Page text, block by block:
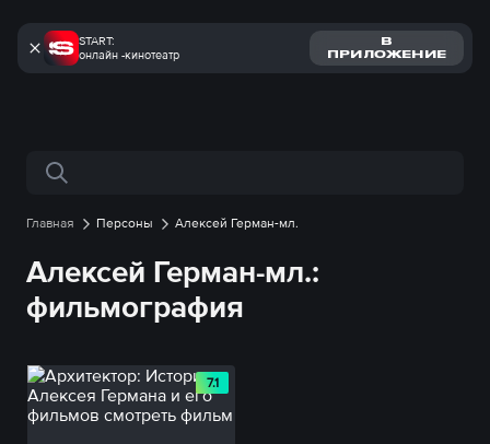
START:
онлайн -кинотеатр
В
ПРИЛОЖЕНИЕ
Поиск по сайту
Главная Персоны Алексей Герман-мл.
Алексей Герман-мл.:
фильмография
7.1